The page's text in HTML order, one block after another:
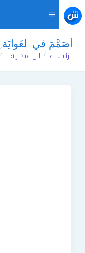
أصَمَّمَ في الغَوايَة
الرئيسية ابن عبد ربه